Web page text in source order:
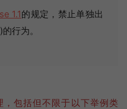
1.1的规定，禁止单独出
行为。
包括但不限于以下举例类